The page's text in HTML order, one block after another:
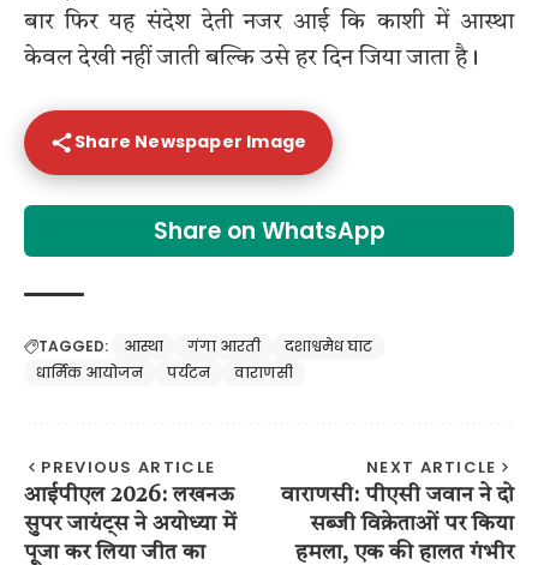
बार फिर यह संदेश देती नजर आई कि काशी में आस्था
केवल देखी नहीं जाती बल्कि उसे हर दिन जिया जाता है।
Share Newspaper Image
Share on WhatsApp
TAGGED: आस्था गंगा आरती
दशाश्वमेध घाट
धार्मिक आयोजन
पर्यटन वाराणसी
PREVIOUS ARTICLE
आईपीएल 2026: लखनऊ
सुपर जायंट्स ने अयोध्या में
पूजा कर लिया जीत का
NEXT ARTICLE
वाराणसी: पीएसी जवान ने दो
सब्जी विक्रेताओं पर किया
हमला, एक की हालत गंभीर